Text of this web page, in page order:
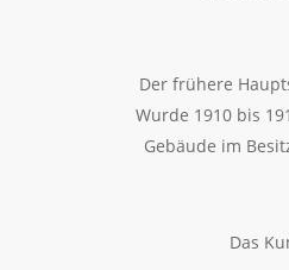
Der frühere
Wurde 1910 bis
Gebäude im
Das